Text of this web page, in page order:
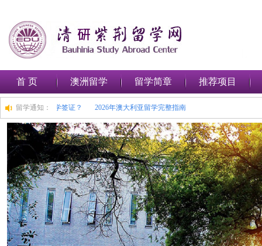
首 页 澳洲留学 留学简章 推荐项目
留学通知：
何在澳大利亚申请留学签证？ 2026年澳大利亚留学完整指南